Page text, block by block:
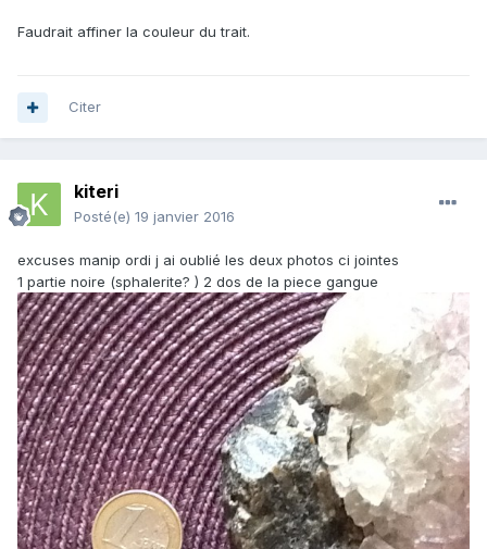
Faudrait affiner la couleur du trait.
Citer
kiteri
Posté(e) 19 janvier 2016
excuses manip ordi j ai oublié les deux photos ci jointes
1 partie noire (sphalerite? ) 2 dos de la piece gangue